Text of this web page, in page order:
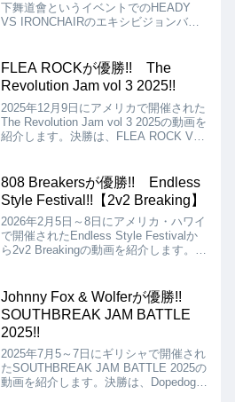
下舞道會というイベントでのHEADY
VS IRONCHAIRのエキシビジョンバト
なりました!!
FLEA ROCKが優勝!! The
Revolution Jam vol 3 2025!!
2025年12月9日にアメリカで開催された
The Revolution Jam vol 3 2025の動画を
紹介します。決勝は、FLEA ROCK VS
808 Breakersが優勝!! Endless
Style Festival!!【2v2 Breaking】
2026年2月5日～8日にアメリカ・ハワイ
で開催されたEndless Style Festivalか
ら2v2 Breakingの動画を紹介します。決
が優勝となりました!!
Johnny Fox & Wolferが優勝!!
SOUTHBREAK JAM BATTLE
2025!!
2025年7月5～7日にギリシャで開催され
たSOUTHBREAK JAM BATTLE 2025の
動画を紹介します。決勝は、Dopedog &